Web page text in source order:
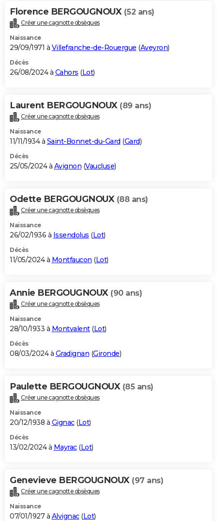
Florence BERGOUGNOUX (52 ans)
Créer une cagnotte obsèques
Naissance
29/09/1971 à Villefranche-de-Rouergue (Aveyron)
Décès
26/08/2024 à Cahors (Lot)
Laurent BERGOUGNOUX (89 ans)
Créer une cagnotte obsèques
Naissance
11/11/1934 à Saint-Bonnet-du-Gard (Gard)
Décès
25/05/2024 à Avignon (Vaucluse)
Odette BERGOUGNOUX (88 ans)
Créer une cagnotte obsèques
Naissance
26/02/1936 à Issendolus (Lot)
Décès
11/05/2024 à Montfaucon (Lot)
Annie BERGOUGNOUX (90 ans)
Créer une cagnotte obsèques
Naissance
28/10/1933 à Montvalent(Lot)
Décès
08/03/2024 à Gradignan (Gironde)
Paulette BERGOUGNOUX (85 ans)
Créer une cagnotte obsèques
Naissance
20/12/1938 à Gignac(Lot)
Décès
13/02/2024 à Mayrac(Lot)
Genevieve BERGOUGNOUX (97 ans)
Créer une cagnotte obsèques
Naissance
07/01/1927 à Alvignac(Lot)